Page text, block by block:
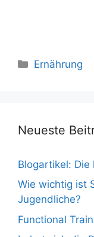
Kategorien
Ernährung
Neueste
Blogartikel: Die
Wie wichtig ist
Jugendliche?
Functional